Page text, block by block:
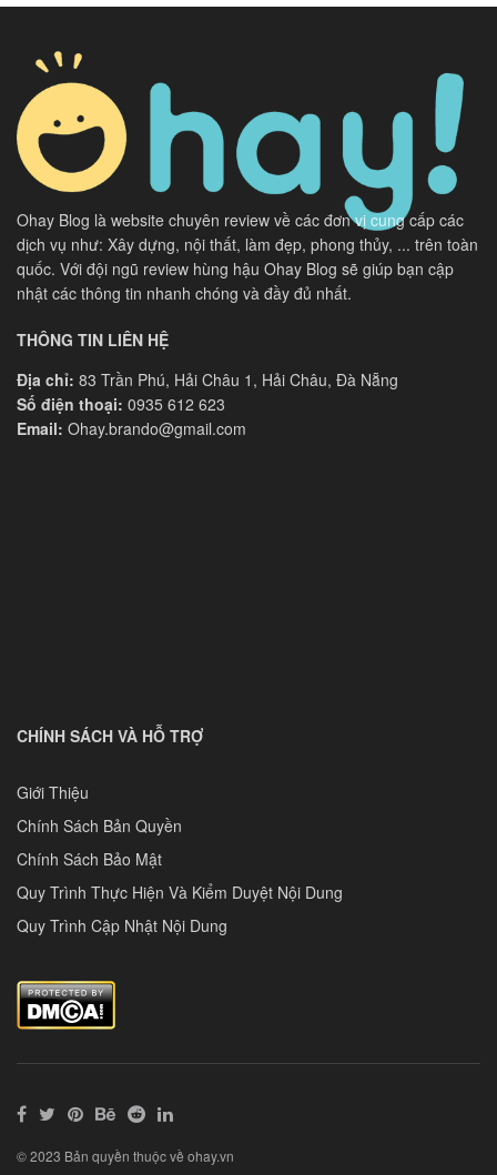
Ohay Blog là website chuyên review về các đơn vị cung cấp các
dịch vụ như: Xây dựng, nội thất, làm đẹp, phong thủy, ... trên toàn
quốc. Với đội ngũ review hùng hậu Ohay Blog sẽ giúp bạn cập
nhật các thông tin nhanh chóng và đầy đủ nhất.
THÔNG TIN LIÊN HỆ
Địa chỉ: 83 Trần Phú, Hải Châu 1, Hải Châu, Đà Nẵng
Số điện thoại: 0935 612 623
Email: Ohay.brando@gmail.com
CHÍNH SÁCH VÀ HỖ TRỢ
Giới Thiệu
Chính Sách Bản Quyền
Chính Sách Bảo Mật
Quy Trình Thực Hiện Và Kiểm Duyệt Nội Dung
Quy Trình Cập Nhật Nội Dung
© 2023 Bản quyền thuộc về ohay.vn